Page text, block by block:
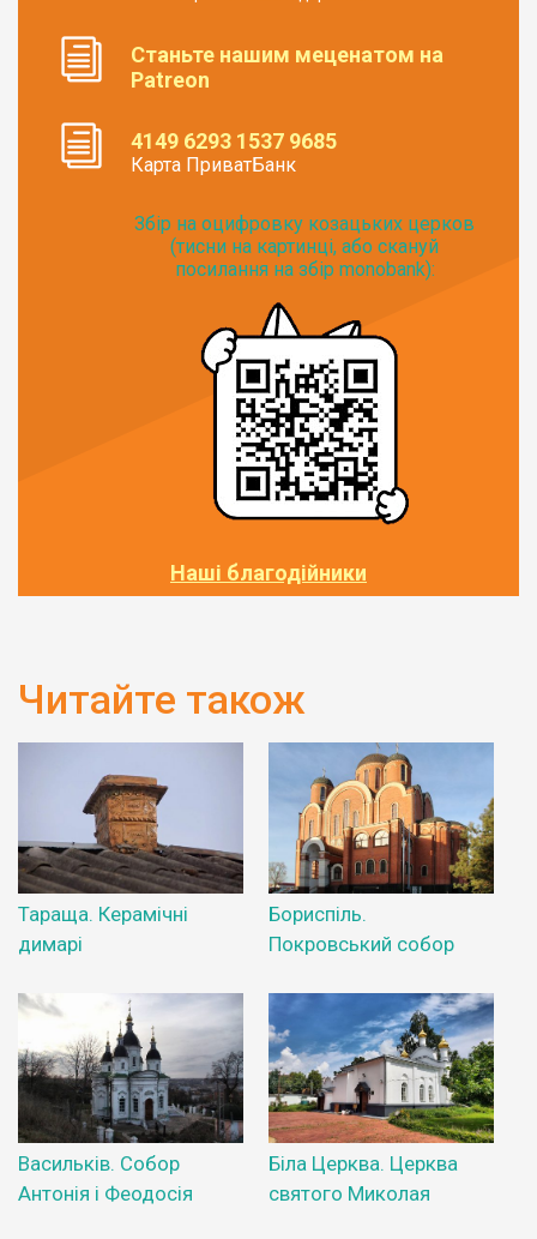
Станьте нашим меценатом на
Patreon
4149 6293 1537 9685
Карта ПриватБанк
Збір на оцифровку козацьких церков
(тисни на картинці, або скануй
посилання на збір monobank):
Наші благодійники
Читайте також
Тараща. Керамічні
димарі
Бориспіль.
Покровський собор
Васильків. Собор
Антонія і Феодосія
Біла Церква. Церква
святого Миколая